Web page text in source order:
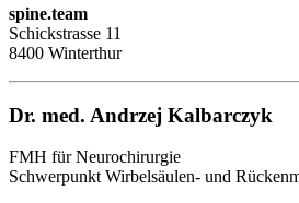
spine.team
Schickstrasse 11
8400 Winterthur
Dr. med. Andrzej Kalbarczyk
FMH für Neurochirurgie
Schwerpunkt Wirbelsäulen- und